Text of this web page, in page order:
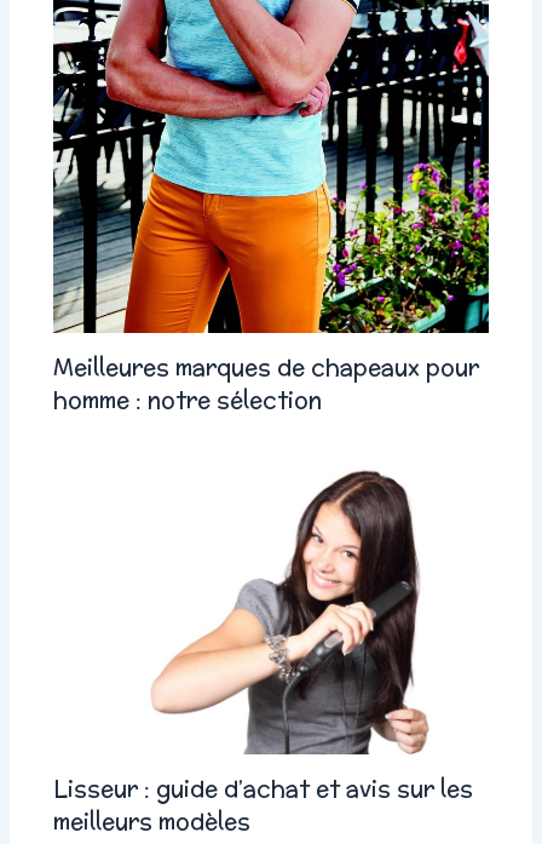
Meilleures marques de chapeaux pour
homme : notre sélection
Lisseur : guide d’achat et avis sur les
meilleurs modèles